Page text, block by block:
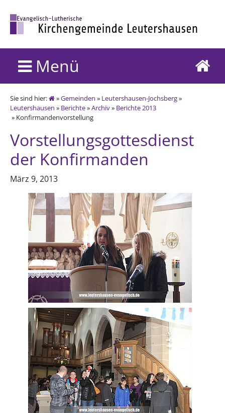
Menü
Sie sind hier: »Gemeinden » Leutershausen-Jochsberg»
Leutershausen » Berichte»Archiv» Berichte 2013
» Konfirmandenvorstellung
Vorstellungsgottesdienst
der Konfirmanden
März 9, 2013